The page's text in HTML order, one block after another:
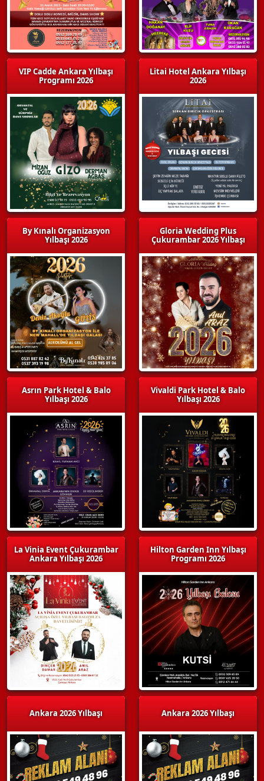
VIP Cadde Ankara Yılbaşı
Programı 2026
By Kınalı Organizasyon
Yılbaşı 2026
Asrın Park Hotel & Balo
Yılbaşı 2026
La Vinia Event Çukurambar
Ankara Yılbaşı 2026
Ankara 2026 Yılbaşı
Litai Hotel Ankara Yılbaşı
2026
Gloria Wedding Plus
Çukurambar 2026 Yılbaşı
Vivaldi Park Hotel & Balo
Yılbaşı 2026
Hilton Garden Inn Yılbaşı
Programı 2026
Ankara 2026 Yılbaşı